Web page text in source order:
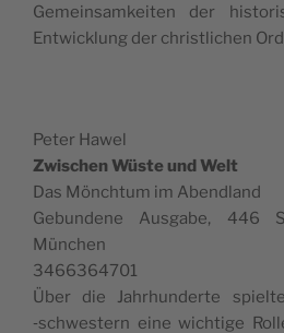
Gemein­samkeit­en der
Entwick­lung der christlichen
Peter Hawel
Zwis­chen Wüste und Welt
Das Mönch­tum im Abendland
Gebun­dene Aus­gabe, 446
München
3466364701
Über die Jahrhun­derte
‑schwest­ern eine wichtige